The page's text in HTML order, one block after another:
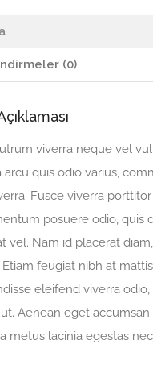
(0)
viverra neque vel
arcu quis odio varius,
Fusce viverra
posuere odio, quis
vel. Nam id placerat
feugiat nibh at
eleifend viverra
Aenean eget
metus lacinia egestas